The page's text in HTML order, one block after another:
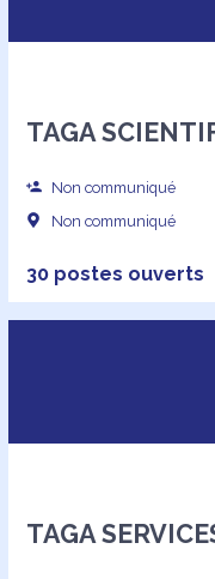
TAGA
Non communiqué
Non communiqué
30 postes ouverts
TAGA